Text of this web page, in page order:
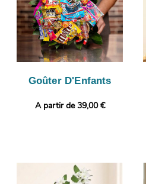
Goûter D'Enfants
A partir de 39,00 €